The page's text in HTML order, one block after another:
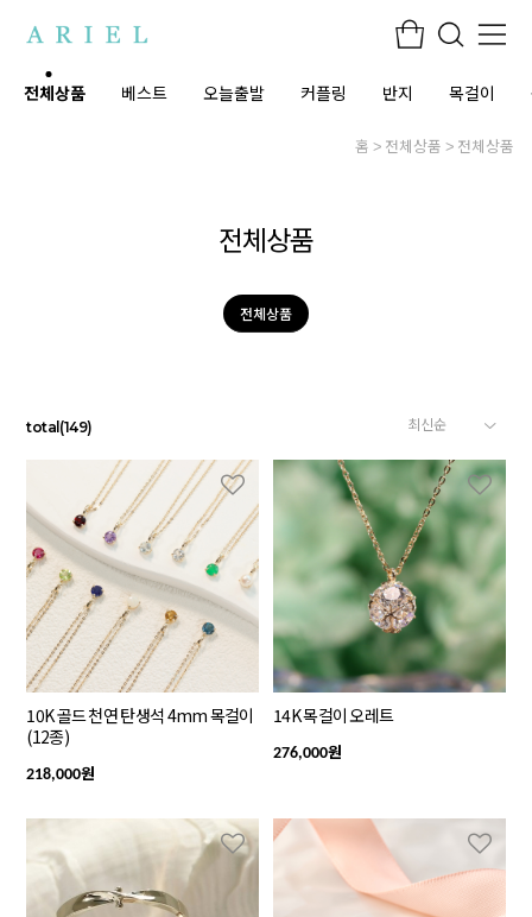
전체상품 베스트 오늘출발 커플링 반지 목걸이
홈 전체상품 전체상품
전체상품
전체상품
total (149)
10K 골드 천연 탄생석 4mm 목걸이
(12종)
218,000원
14K 목걸이 오레트
276,000원